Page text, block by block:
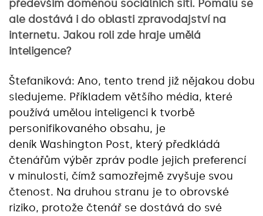
především doménou sociálních sítí. Pomalu se
ale dostává i do oblasti zpravodajství na
internetu. Jakou roli zde hraje umělá
inteligence?
Štefaniková: Ano, tento trend již nějakou dobu
sledujeme. Příkladem většího média, které
používá umělou inteligenci k tvorbě
personifikovaného obsahu, je
deník Washington Post, který předkládá
čtenářům výběr zpráv podle jejich preferencí
v minulosti, čímž samozřejmě zvyšuje svou
čtenost. Na druhou stranu je to obrovské
riziko, protože čtenář se dostává do své